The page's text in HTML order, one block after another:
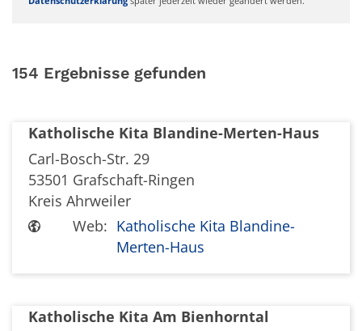
154 Ergebnisse gefunden
Katholische Kita Blandine-Merten-Haus
Carl-Bosch-Str. 29
53501 Grafschaft-Ringen
Kreis Ahrweiler
Web: Katholische Kita Blandine-
Merten-Haus
Katholische Kita Am Bienhorntal